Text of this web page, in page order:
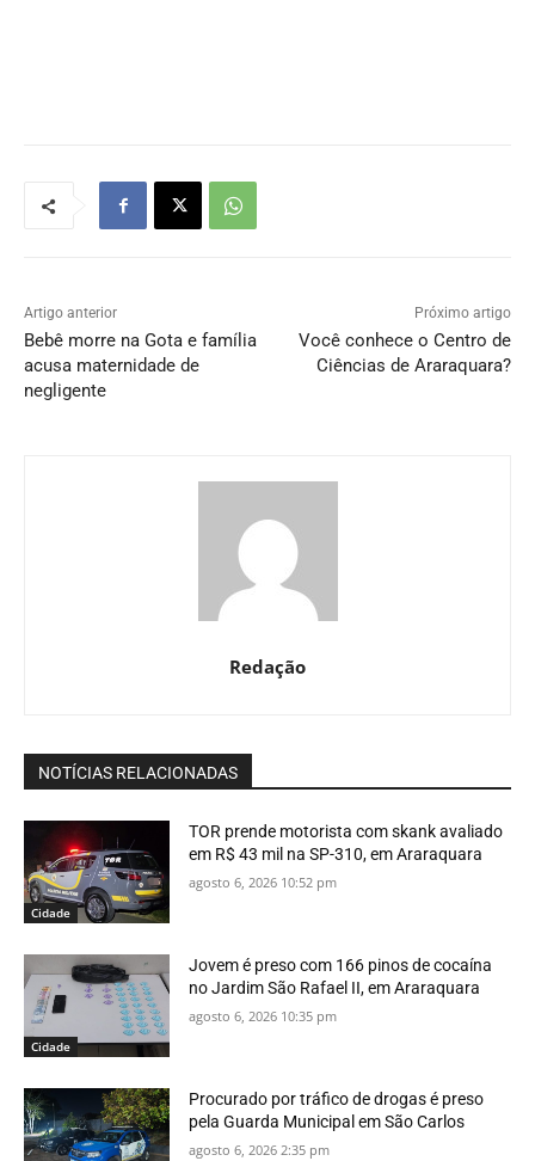
Artigo anterior
Bebê morre na Gota e família
acusa maternidade de
negligente
Próximo artigo
Você conhece o Centro de
Ciências de Araraquara?
Redação
NOTÍCIAS RELACIONADAS
Cidade
TOR prende motorista com skank avaliado
em R$ 43 mil na SP-310, em Araraquara
agosto 6, 2026 10:52 pm
Cidade
Jovem é preso com 166 pinos de cocaína
no Jardim São Rafael II, em Araraquara
agosto 6, 2026 10:35 pm
Procurado por tráfico de drogas é preso
pela Guarda Municipal em São Carlos
agosto 6, 2026 2:35 pm